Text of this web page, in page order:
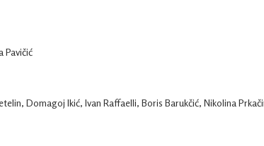
Pavičić
Domagoj Ikić, Ivan Raffaelli, Boris Barukčić, Nikolina